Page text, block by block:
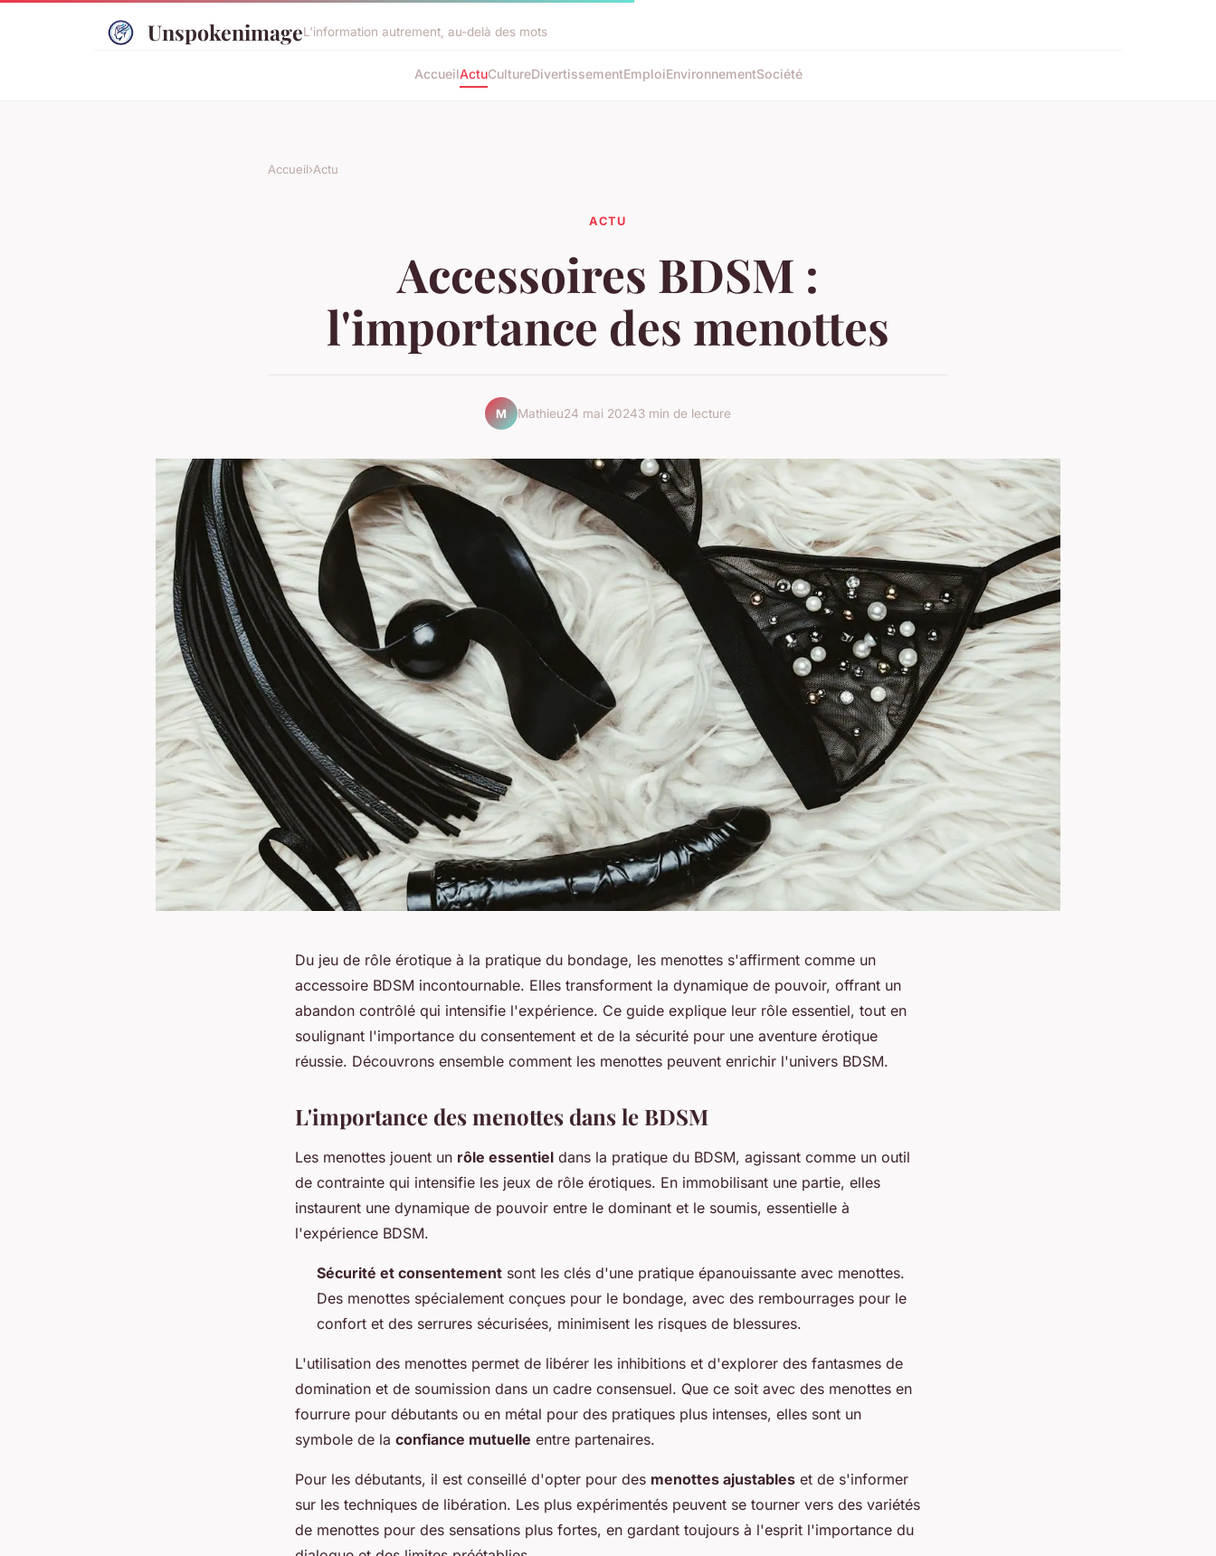
UnspokenimageL'information autrement, au-delà des mots
AccueilActuCultureDivertissementEmploiEnvironnementSociété
Accueil›Actu
ACTU
Accessoires BDSM :
l'importance des menottes
M Mathieu24 mai 20243 min de lecture
Du jeu de rôle érotique à la pratique du bondage, les menottes s'affirment comme un
accessoire BDSM incontournable. Elles transforment la dynamique de pouvoir, offrant un
abandon contrôlé qui intensifie l'expérience. Ce guide explique leur rôle essentiel, tout en
soulignant l'importance du consentement et de la sécurité pour une aventure érotique
réussie. Découvrons ensemble comment les menottes peuvent enrichir l'univers BDSM.
L'importance des menottes dans le BDSM
Les menottes jouent un rôle essentiel dans la pratique du BDSM, agissant comme un outil
de contrainte qui intensifie les jeux de rôle érotiques. En immobilisant une partie, elles
instaurent une dynamique de pouvoir entre le dominant et le soumis, essentielle à
l'expérience BDSM.
Sécurité et consentement sont les clés d'une pratique épanouissante avec menottes.
Des menottes spécialement conçues pour le bondage, avec des rembourrages pour le
confort et des serrures sécurisées, minimisent les risques de blessures.
L'utilisation des menottes permet de libérer les inhibitions et d'explorer des fantasmes de
domination et de soumission dans un cadre consensuel. Que ce soit avec des menottes en
fourrure pour débutants ou en métal pour des pratiques plus intenses, elles sont un
symbole de la confiance mutuelle entre partenaires.
Pour les débutants, il est conseillé d'opter pour des menottes ajustables et de s'informer
sur les techniques de libération. Les plus expérimentés peuvent se tourner vers des variétés
de menottes pour des sensations plus fortes, en gardant toujours à l'esprit l'importance du